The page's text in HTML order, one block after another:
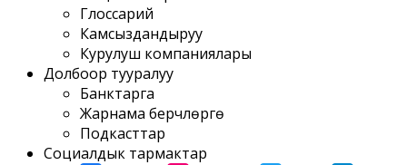
Глоссарий
Камсыздандыруу
Курулуш компаниялары
Долбоор тууралуу
Банктарга
Жарнама берүүчүлөргө
Подкасттар
Социалдык тармактар